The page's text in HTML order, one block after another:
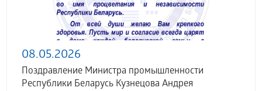
08.05.2026
Поздравление Министра промышленности
Республики Беларусь Кузнецова Андрея